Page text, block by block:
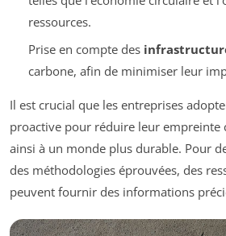
ressources.
Prise en compte des
carbone, afin de minimiser leur
Il est crucial que les entreprises
proactive pour réduire leur empreinte
ainsi à un monde plus durable. Pour
des méthodologies éprouvées, des
peuvent fournir des informations